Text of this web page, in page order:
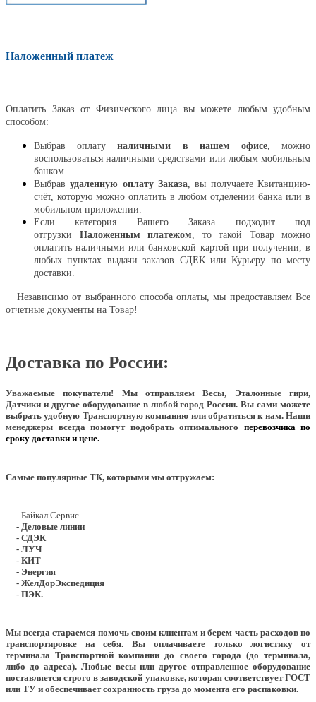
Наложенный платеж
Оплатить Заказ от Физического лица вы можете любым удобным
способом:
Выбрав оплатуналичными в нашем офисе, можно
воспользоваться наличными средствами или любым мобильным
банком.
Выбравудаленную оплату Заказа , вы получаете Квитанцию-
счёт, которую можно оплатить в любом отделении банка или в
мобильном приложении.
Если категория Вашего Заказа подходит под
отгрузки Наложенным платежом , то такой Товар можно
оплатить наличными или банковской картой при получении, в
любых пунктах выдачи заказов СДЕК или Курьеру по месту
доставки.
Независимо от выбранного способа оплаты, мы предоставляем Все
отчетные документы на Товар!
Доставка по России:
Уважаемые покупатели! Мы отправляем Весы, Эталонные гири,
Датчики и другое оборудование в любой город России. Вы сами можете
выбрать удобную Транспортную компанию или обратиться к нам. Наши
менеджеры всегда помогут подобрать оптимального перевозчика по
сроку доставки и цене.
Самые популярные ТК, которыми мы отгружаем:
- Байкал Сервис
- Деловые линии
- СДЭК
- ЛУЧ
- КИТ
- Энергия
- ЖелДорЭкспедиция
- ПЭК.
Мы всегда стараемся помочь своим клиентам и берем часть расходов по
транспортировке на себя. Вы оплачиваете только логистику от
терминала Транспортной компании до своего города (до терминала,
либо до адреса). Любые весы или другое отправленное оборудование
поставляется строго в заводской упаковке, которая соответствует ГОСТ
или ТУ и обеспечивает сохранность груза до момента его распаковки.